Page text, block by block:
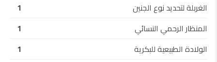
الغربلة لتحديد نوع الجنين
1
المنظار الرحمي النسائي
1
الولادة الطبيعية للبكرية
1